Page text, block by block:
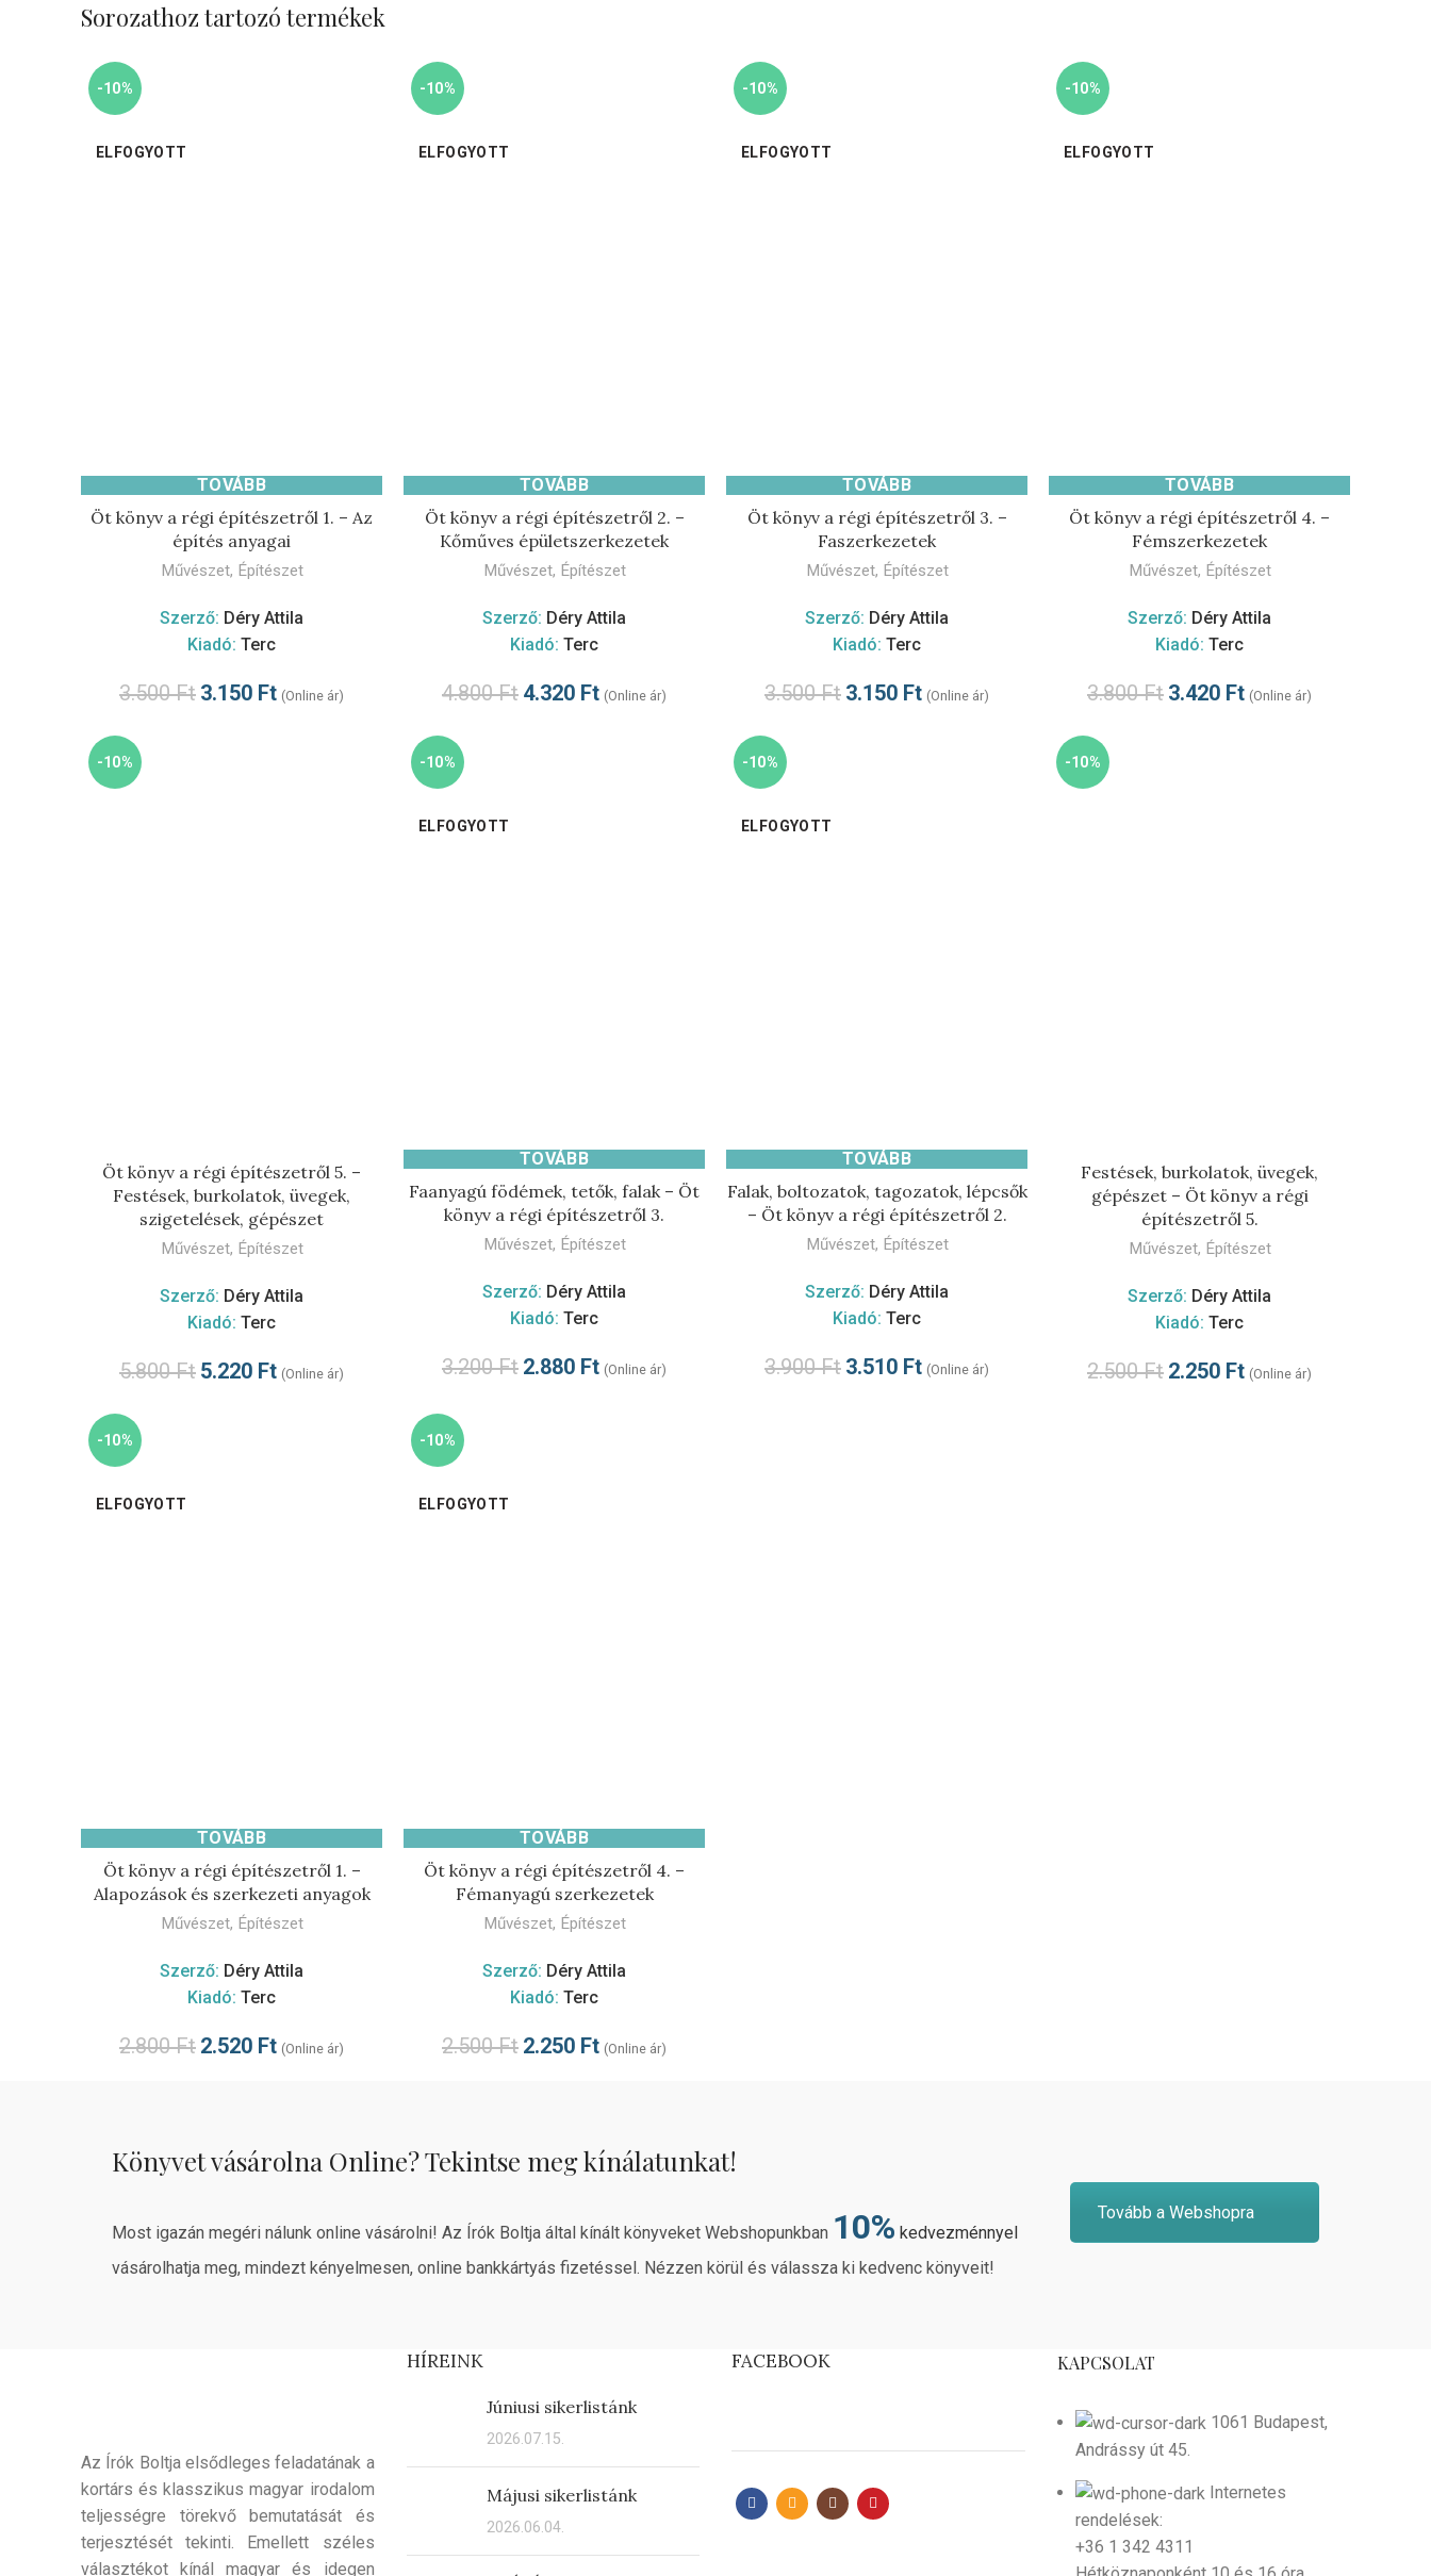
Sorozathoz tartozó termékek
-10%
ELFOGYOTT
TOVÁBB
Öt könyv a régi építészetről 1. – Az
építés anyagai
Művészet, Építészet
Szerző: Déry Attila
Kiadó: Terc
3.500Ft 3.150 Ft (Online ár)
-10%
ELFOGYOTT
TOVÁBB
Öt könyv a régi építészetről 2. –
Kőműves épületszerkezetek
Művészet, Építészet
Szerző: Déry Attila
Kiadó: Terc
4.800Ft 4.320 Ft (Online ár)
-10%
ELFOGYOTT
TOVÁBB
Öt könyv a régi építészetről 3. –
Faszerkezetek
Művészet, Építészet
Szerző: Déry Attila
Kiadó: Terc
3.500Ft 3.150 Ft (Online ár)
-10%
ELFOGYOTT
TOVÁBB
Öt könyv a régi építészetről 4. –
Fémszerkezetek
Művészet, Építészet
Szerző: Déry Attila
Kiadó: Terc
3.800Ft 3.420 Ft (Online ár)
-10%
Öt könyv a régi építészetről 5. –
Festések, burkolatok, üvegek,
szigetelések, gépészet
Művészet, Építészet
Szerző: Déry Attila
Kiadó: Terc
5.800Ft 5.220 Ft (Online ár)
-10%
ELFOGYOTT
TOVÁBB
Faanyagú födémek, tetők, falak – Öt
könyv a régi építészetről 3.
Művészet, Építészet
Szerző: Déry Attila
Kiadó: Terc
3.200Ft 2.880 Ft (Online ár)
-10%
ELFOGYOTT
TOVÁBB
Falak, boltozatok, tagozatok, lépcsők
– Öt könyv a régi építészetről 2.
Művészet, Építészet
Szerző: Déry Attila
Kiadó: Terc
3.900Ft 3.510 Ft (Online ár)
-10%
Festések, burkolatok, üvegek,
gépészet – Öt könyv a régi
építészetről 5.
Művészet, Építészet
Szerző: Déry Attila
Kiadó: Terc
2.500Ft 2.250 Ft (Online ár)
-10%
ELFOGYOTT
TOVÁBB
Öt könyv a régi építészetről 1. –
Alapozások és szerkezeti anyagok
Művészet, Építészet
Szerző: Déry Attila
Kiadó: Terc
2.800Ft 2.520 Ft (Online ár)
-10%
ELFOGYOTT
TOVÁBB
Öt könyv a régi építészetről 4. –
Fémanyagú szerkezetek
Művészet, Építészet
Szerző: Déry Attila
Kiadó: Terc
2.500Ft 2.250 Ft (Online ár)
Könyvet vásárolna Online? Tekintse meg kínálatunkat!
Most igazán megéri nálunk online vásárolni! Az Írók Boltja által kínált könyveket Webshopunkban 10% kedvezménnyel
vásárolhatja meg, mindezt kényelmesen, online bankkártyás fizetéssel. Nézzen körül és válassza ki kedvenc könyveit!
Tovább a Webshopra
Az Írók Boltja elsődleges feladatának a
kortárs és klasszikus magyar irodalom
teljességre törekvő bemutatását és
terjesztését tekinti. Emellett széles
választékot kínál magyar és idegen
HÍREINK
Júniusi sikerlistánk
2026.07.15.
Májusi sikerlistánk
2026.06.04.
FACEBOOK KAPCSOLAT
1061 Budapest,
Andrássy út 45.
Internetes
rendelések:
+36 1 342 4311